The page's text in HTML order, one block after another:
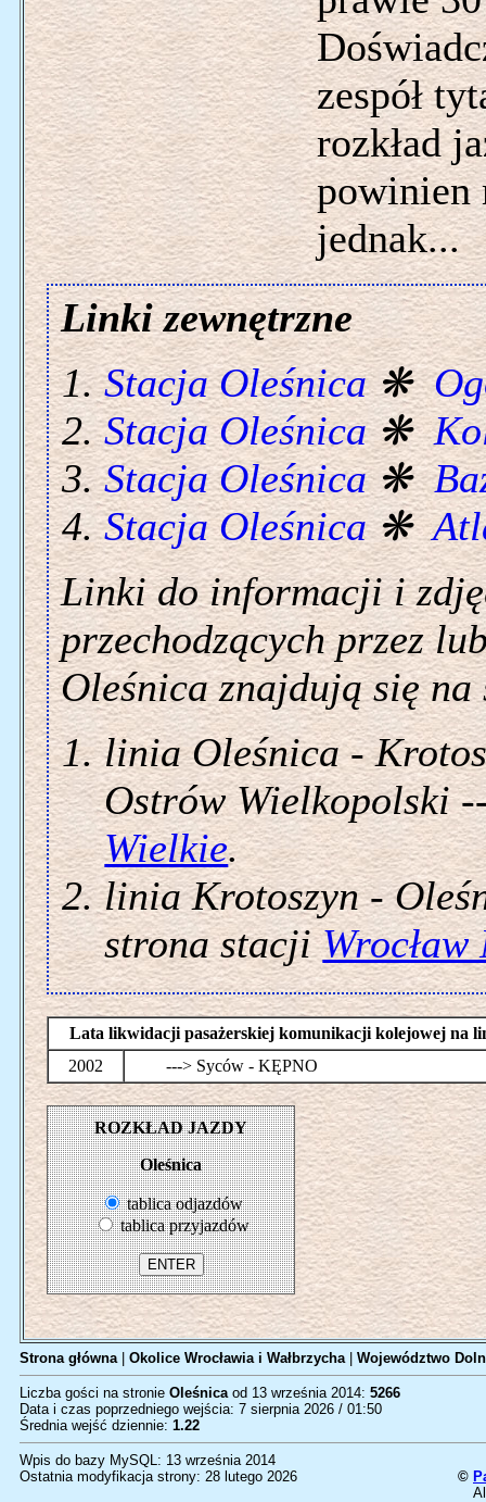
zespół
rozkład
powinien
jednak...
Linki zewnętrzne
Stacja Oleśnica❋
Stacja Oleśnica❋
Stacja Oleśnica❋
Stacja Oleśnica❋
Linki do informacji i
przechodzących przez
Oleśnica znajdują się
linia Oleśnica -
Ostrów Wielkopolski
Wielkie.
linia Krotoszyn -
strona stacjiWrocław
Lata likwidacji pasażerskiej komunikacji kolejowej na
2002
---> Syców - KĘPNO
ROZKŁAD JAZDY
Oleśnica
tablica odjazdów
tablica przyjazdów
Strona główna| Okolice Wrocławia i Wałbrzycha| Województwo
Liczba gości na stronie Oleśnicaod 13 września 2014: 5266
Data i czas poprzedniego wejścia: 7 sierpnia 2026 / 01:50
Średnia wejść dziennie: 1.22
Wpis do bazy MySQL: 13 września 2014
Ostatnia modyfikacja strony: 28 lutego 2026
©